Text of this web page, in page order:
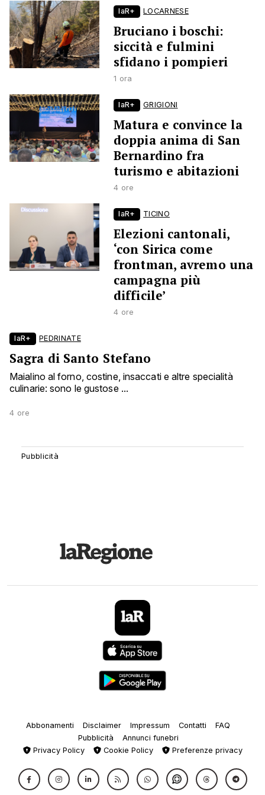
laR+ LOCARNESE
Bruciano i boschi:
siccità e fulmini
sfidano i pompieri
1 ora
laR+ GRIGIONI
Matura e convince la
doppia anima di San
Bernardino fra
turismo e abitazioni
4 ore
laR+ TICINO
Elezioni cantonali,
‘con Sirica come
frontman, avremo una
campagna più
difficile’
4 ore
laR+ PEDRINATE
Sagra di Santo Stefano
Maialino al forno, costine, insaccati e altre specialità
culinarie: sono le gustose ...
4 ore
Abbonamenti Disclaimer Impressum Contatti
FAQ
Pubblicità
Annunci funebri
Privacy Policy
Cookie Policy Preferenze privacy